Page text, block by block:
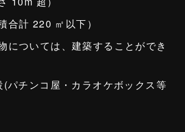
合計 220 ㎡以下）
については、建築することができ
(パチンコ屋・カラオケボックス等